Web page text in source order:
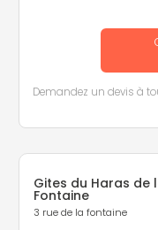
Demandez un devis à
Gites du Haras de
Fontaine
3 rue de la fontaine